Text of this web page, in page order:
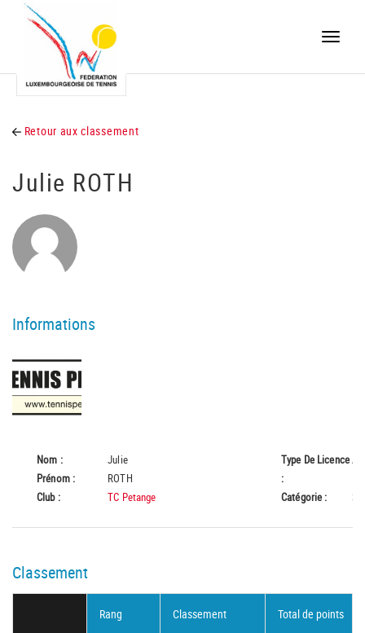
Toggle
Retour aux classement
Julie ROTH
Informations
Nom :
Julie
Prénom :
ROTH
Club :
TC Petange
Type De Licence
:
A
Catégorie :
Classement
Rang Classement Total de points